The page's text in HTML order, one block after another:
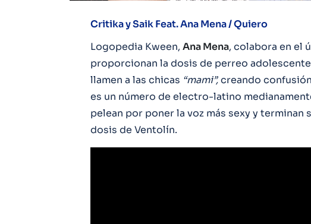
Critika y Saik Feat. Ana Mena / Quiero
Logopedia Kween, Ana Mena, colabora en el
proporcionan la dosis de perreo
llamen a las chicas “mami”,creando
es un número de electro-latino
pelean por poner la voz más sexy y terminan
dosis de Ventolín.